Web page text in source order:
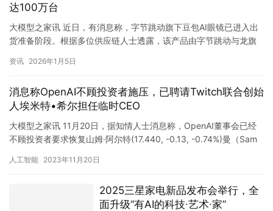
达100万台
大模型之家讯 近日，有消息称，字节跳动旗下豆包AI眼镜已进入出
货准备阶段。根据多位供应链人士透露，该产品由字节跳动与龙旗
负…
资讯 2026年1月5日
消息称OpenAI不顾投资者施压，已聘请Twitch联合创始
人埃米特•希尔担任临时CEO
大模型之家讯 11月20日，据知情人士消息称，OpenAI董事会已经
不顾投资者要求恢复山姆·阿尔特(17.440, -0.13, -0.74%)曼（Sam
人工智能 2023年11月20日
2025三星家电新品发布会举行，全
面升级“有AI的科技∙艺术∙家”